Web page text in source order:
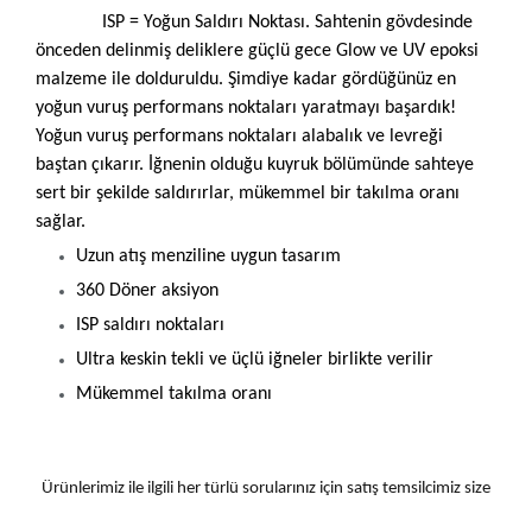
ISP = Yoğun Saldırı Noktası. Sahtenin gövdesinde
önceden delinmiş deliklere güçlü gece Glow ve UV epoksi
malzeme ile dolduruldu. Şimdiye kadar gördüğünüz en
yoğun vuruş performans noktaları yaratmayı başardık!
Yoğun vuruş performans noktaları alabalık ve levreği
baştan çıkarır. İğnenin olduğu kuyruk bölümünde sahteye
sert bir şekilde saldırırlar, mükemmel bir takılma oranı
sağlar.
Uzun atış menziline uygun tasarım
360 Döner aksiyon
ISP saldırı noktaları
Ultra keskin tekli ve üçlü iğneler birlikte verilir
Mükemmel takılma oranı
Ürünlerimiz ile ilgili her türlü sorularınız için satış temsilcimiz size